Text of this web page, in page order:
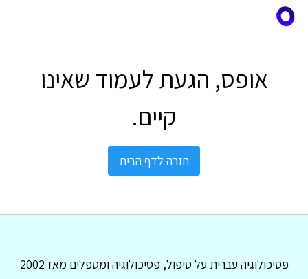
אופס, הגעת לעמוד שאינו
קיים.
חזרה לדף הבית
פסיכולוגיה עברית על טיפול, פסיכולוגיה ומטפלים מאז 2002